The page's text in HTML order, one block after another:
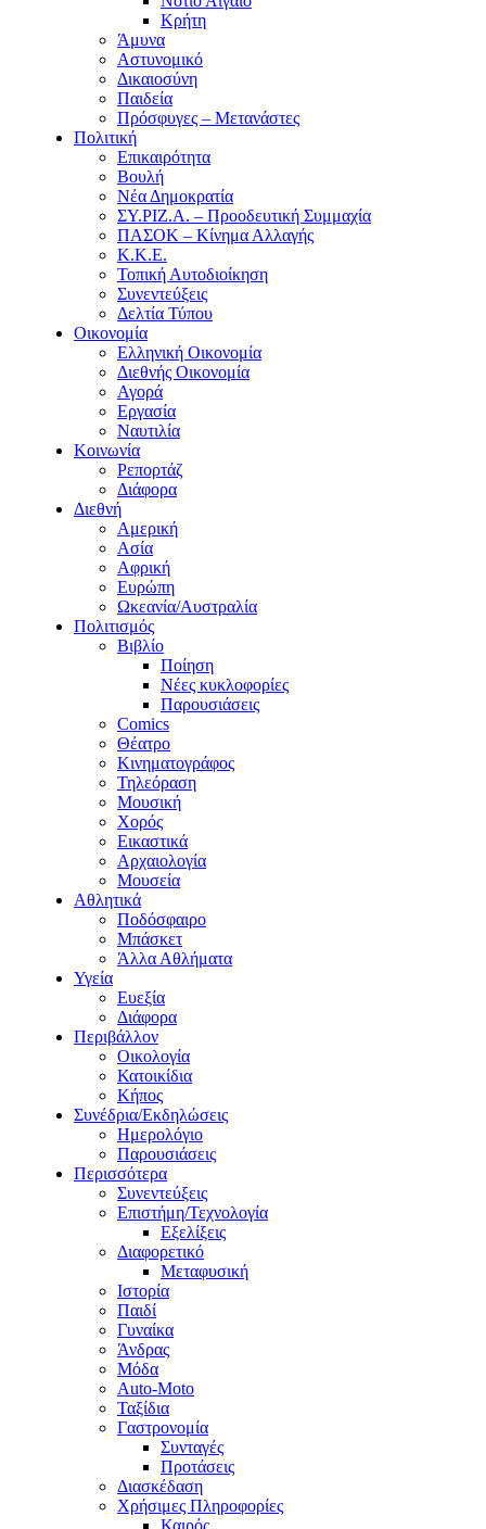
Κρήτη
Άμυνα
Αστυνομικό
Δικαιοσύνη
Παιδεία
Πρόσφυγες – Μετανάστες
Πολιτική
Επικαιρότητα
Βουλή
Νέα Δημοκρατία
ΣΥ.ΡΙΖ.Α. – Προοδευτική Συμμαχία
ΠΑΣΟΚ – Κίνημα Αλλαγής
Κ.Κ.Ε.
Τοπική Αυτοδιοίκηση
Συνεντεύξεις
Δελτία Τύπου
Οικονομία
Ελληνική Οικονομία
Διεθνής Οικονομία
Αγορά
Εργασία
Ναυτιλία
Κοινωνία
Ρεπορτάζ
Διάφορα
Διεθνή
Αμερική
Ασία
Αφρική
Ευρώπη
Ωκεανία/Αυστραλία
Πολιτισμός
Βιβλίο
Ποίηση
Νέες κυκλοφορίες
Παρουσιάσεις
Comics
Θέατρο
Κινηματογράφος
Τηλεόραση
Μουσική
Χορός
Εικαστικά
Αρχαιολογία
Μουσεία
Αθλητικά
Ποδόσφαιρο
Μπάσκετ
Άλλα Αθλήματα
Υγεία
Ευεξία
Διάφορα
Περιβάλλον
Οικολογία
Κατοικίδια
Κήπος
Συνέδρια/Εκδηλώσεις
Ημερολόγιο
Παρουσιάσεις
Περισσότερα
Συνεντεύξεις
Επιστήμη/Τεχνολογία
Εξελίξεις
Διαφορετικό
Μεταφυσική
Ιστορία
Παιδί
Γυναίκα
Άνδρας
Μόδα
Auto-Moto
Ταξίδια
Γαστρονομία
Συνταγές
Προτάσεις
Διασκέδαση
Χρήσιμες Πληροφορίες
Καιρός